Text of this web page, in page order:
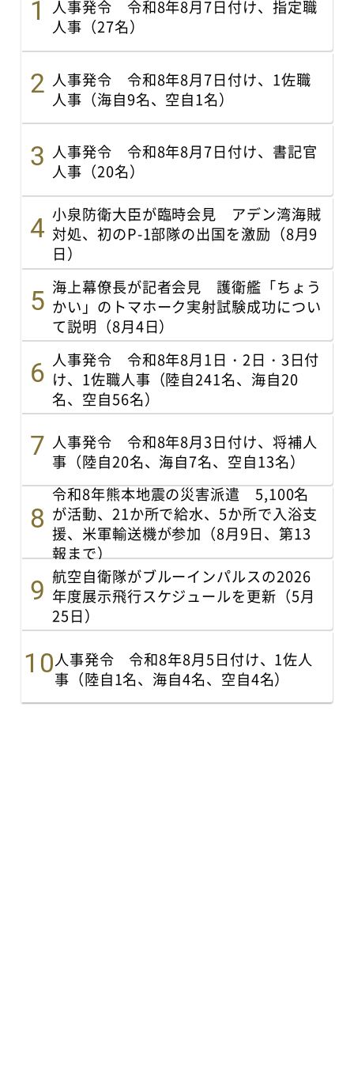
人事発令 令和8年8月7日付け、指定職
人事（27名）
人事発令 令和8年8月7日付け、1佐職
人事（海自9名、空自1名）
人事発令 令和8年8月7日付け、書記官
人事（20名）
小泉防衛大臣が臨時会見 アデン湾海賊
対処、初のP-1部隊の出国を激励（8月9
日）
海上幕僚長が記者会見 護衛艦「ちょう
かい」のトマホーク実射試験成功につい
て説明（8月4日）
人事発令 令和8年8月1日・2日・3日付
け、1佐職人事（陸自241名、海自20
名、空自56名）
人事発令 令和8年8月3日付け、将補人
事（陸自20名、海自7名、空自13名）
令和8年熊本地震の災害派遣 5,100名
が活動、21か所で給水、5か所で入浴支
援、米軍輸送機が参加（8月9日、第13
報まで）
航空自衛隊がブルーインパルスの2026
年度展示飛行スケジュールを更新（5月
25日）
人事発令 令和8年8月5日付け、1佐人
事（陸自1名、海自4名、空自4名）